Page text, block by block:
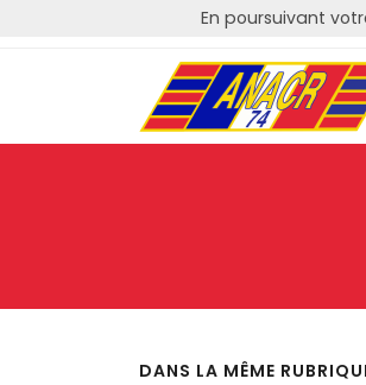
Courriel: contact@anacr74.fr
DANS LA MÊME
En poursuivant